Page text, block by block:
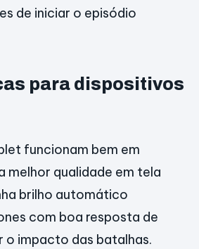
de iniciar o episódio
para dispositivos
funcionam bem em
melhor qualidade em tela
brilho automático
com boa resposta de
o impacto das batalhas.